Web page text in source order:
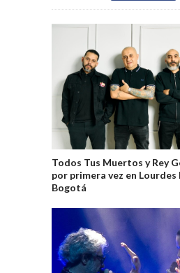
Todos Tus Muertos y Rey
por primera vez en Lourdes
Bogotá